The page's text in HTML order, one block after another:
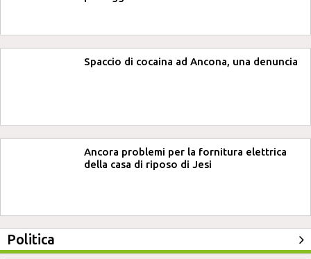
Spaccio di cocaina ad Ancona, una denuncia
Ancora problemi per la fornitura elettrica
della casa di riposo di Jesi
Politica